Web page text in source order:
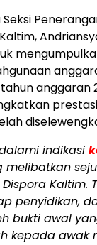
anggaran
indikasi
Kaltim.
penyidikan,
bukti awal
kepada awak